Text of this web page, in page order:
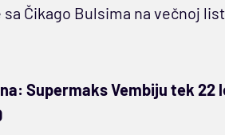
Čikago Bulsima na večnoj
Supermaks Vembiju tek 22